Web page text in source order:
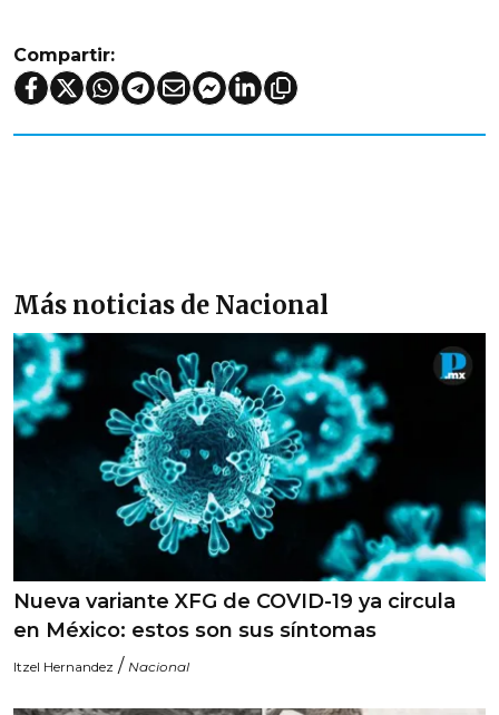
Compartir:
Más noticias de Nacional
Nueva variante XFG de COVID-19 ya circula
en México: estos son sus síntomas
Itzel Hernandez / Nacional